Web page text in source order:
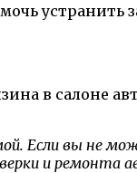
устранить
в салоне
Если вы не
и ремонта